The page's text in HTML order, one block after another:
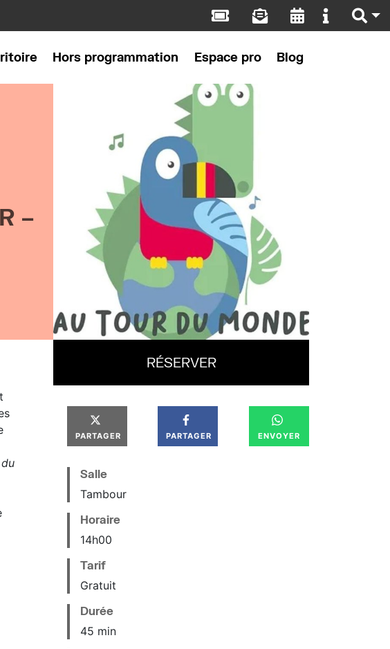
Hors programmation Espace pro Blog
–
RÉSERVER
PARTAGER PARTAGER ENVOYER
Salle
Tambour
Horaire
14h00
Tarif
Gratuit
Durée
45 min